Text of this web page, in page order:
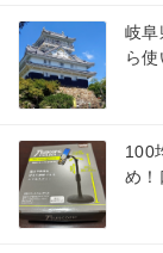
岐阜
ら使
100
め！